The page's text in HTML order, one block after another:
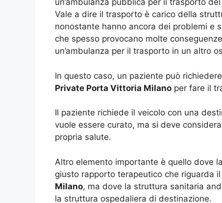
un’ambulanza pubblica per il trasporto
Vale a dire il trasporto è carico della
nonostante hanno ancora dei problemi e
che spesso provocano molte
un’ambulanza per il trasporto in un altro
In questo caso, un paziente può
Private Porta Vittoria Milano per fare il
Il paziente richiede il veicolo con una
vuole essere curato, ma si deve
propria salute.
Altro elemento importante è quello dove
giusto rapporto terapeutico che riguarda
Milano, ma dove la struttura sanitaria
la struttura ospedaliera di destinazione.